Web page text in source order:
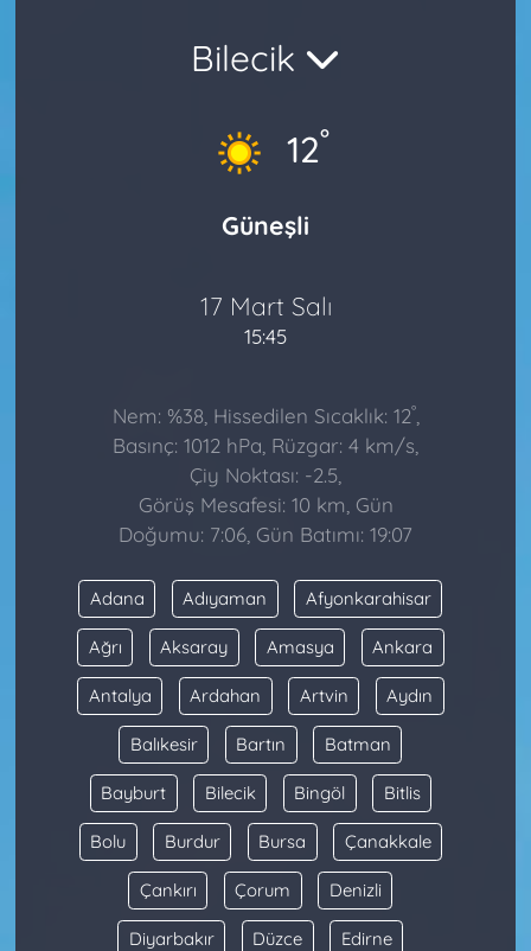
Bilecik
12°
Güneşli
17 Mart Salı
15:45
Nem: %38, Hissedilen Sıcaklık: 12°,
Basınç: 1012 hPa, Rüzgar: 4 km/s,
Çiy Noktası: -2.5,
Görüş Mesafesi: 10 km, Gün
Doğumu: 7:06, Gün Batımı: 19:07
Adana Adıyaman Afyonkarahisar
Ağrı Aksaray Amasya Ankara
Antalya Ardahan Artvin Aydın
Balıkesir Bartın Batman
Bayburt Bilecik Bingöl Bitlis
Bolu Burdur Bursa Çanakkale
Çankırı Çorum Denizli
Diyarbakır Düzce Edirne